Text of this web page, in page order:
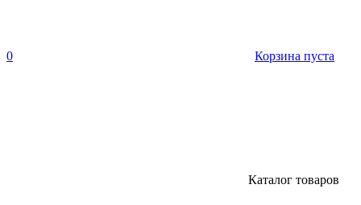
0 Корзина пуста
Каталог товаров